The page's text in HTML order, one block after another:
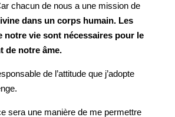
chacun de nous a une mission de
dans un corps humain. Les
notre vie sont nécessaires pour le
de notre âme.
de l’attitude que j’adopte
sera une manière de me permettre